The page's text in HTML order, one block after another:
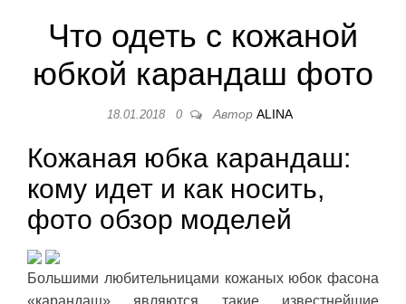
Что одеть с кожаной
юбкой карандаш фото
18.01.2018 0 Автор ALINA
Кожаная юбка карандаш:
кому идет и как носить,
фото обзор моделей
Большими любительницами кожаных юбок фасона